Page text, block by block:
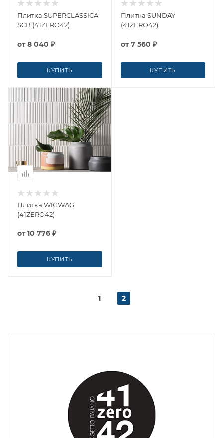
Плитка SUPERCLASSICA
SCB (41ZERO42)
от8 040 ₽
КУПИТЬ
Плитка SUNDAY
(41ZERO42)
от7 560 ₽
КУПИТЬ
Плитка WIGWAG
(41ZERO42)
от10 776 ₽
КУПИТЬ
1 2